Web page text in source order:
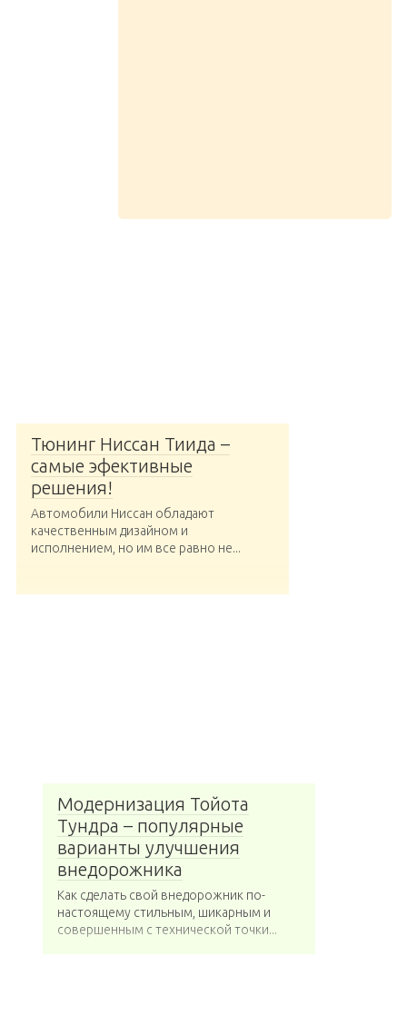
Тюнинг Ниссан Тиида –
самые эфективные
решения!
Автомобили Ниссан обладают
качественным дизайном и
исполнением, но им все равно не...
Модернизация Тойота
Тундра – популярные
варианты улучшения
внедорожника
Как сделать свой внедорожник по-
настоящему стильным, шикарным и
совершенным с технической точки...